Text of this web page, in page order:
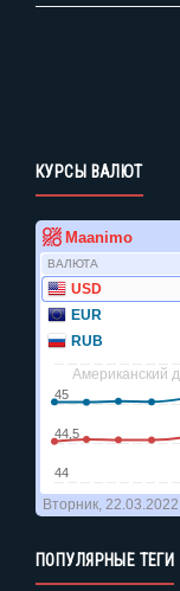
КУРСЫ ВАЛЮТ
ПОПУЛЯРНЫЕ ТЕГИ